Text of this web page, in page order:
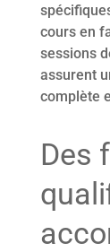
cours en
sessions
assurent
complète
Des